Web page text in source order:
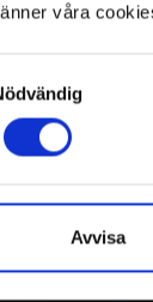
våra
Avvisa